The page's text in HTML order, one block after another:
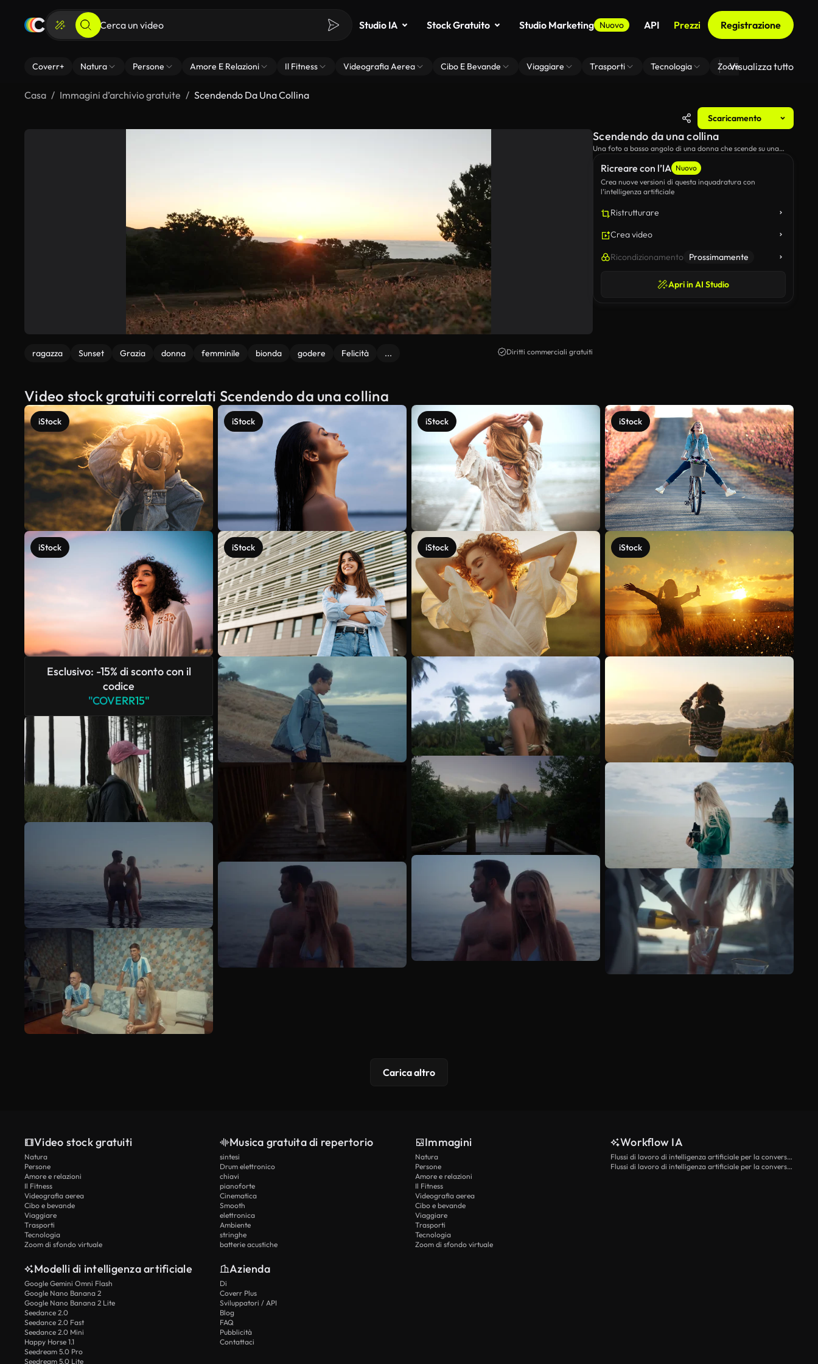
Studio IA Stock Gratuito Studio Marketing Nuovo API Prezzi Registrazione
Coverr+ Natura Persone Amore E Relazioni Il Fitness Videografia Aerea Cibo E Bevande Viaggiare Trasporti Tecnologia Zoom Di Sfondo Virtuale
Visualizza tutto
Casa Immagini d’archivio gratuite Scendendo Da Una Collina
Scaricamento
ragazza Sunset Grazia donna femminile bionda godere Felicità ... Diritti commerciali gratuiti
Ricreare con l’IA Nuovo
Crea nuove versioni di questa inquadratura con
l’intelligenza artificiale
Ristrutturare
Crea video
Ricondizionamento Prossimamente
Apri in AI Studio
Scendendo da una collina
Una foto a basso angolo di una donna che scende su una
Video stock gratuiti correlati Scendendo da una collina
iStock
iStock
Esclusivo: -15% di sconto con il
codice
"COVERR15"
iStock
iStock
iStock
iStock
iStock
iStock
Scopri di più
Carica altro
Video stock gratuiti
Natura
Persone
Amore e relazioni
Il Fitness
Videografia aerea
Cibo e bevande
Viaggiare
Trasporti
Tecnologia
Zoom di sfondo virtuale
Musica gratuita di repertorio
sintesi
Drum elettronico
chiavi
pianoforte
Cinematica
Smooth
elettronica
Ambiente
stringhe
batterie acustiche
Immagini
Natura
Persone
Amore e relazioni
Il Fitness
Videografia aerea
Cibo e bevande
Viaggiare
Trasporti
Tecnologia
Zoom di sfondo virtuale
Workflow IA
Flussi di lavoro di intelligenza artificiale per la conversione da testo a video
Flussi di lavoro di intelligenza artificiale per la conversione di immagini in video
Modelli di intelligenza artificiale
Google Gemini Omni Flash
Google Nano Banana 2
Google Nano Banana 2 Lite
Seedance 2.0
Seedance 2.0 Fast
Seedance 2.0 Mini
Happy Horse 1.1
Seedream 5.0 Pro
Seedream 5.0 Lite
Azienda
Di
Coverr Plus
Sviluppatori / API
Blog
FAQ
Pubblicità
Contattaci